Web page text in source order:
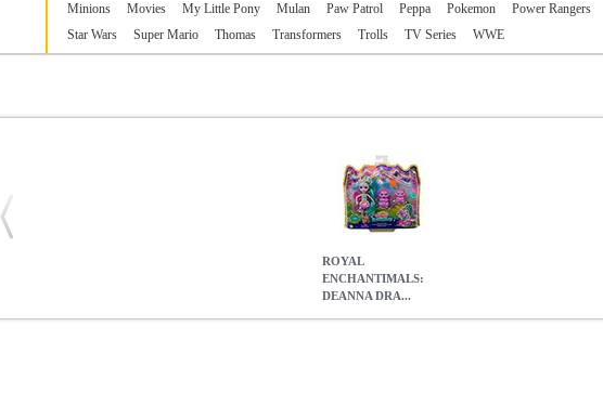
Minions
Movies My Little Pony Mulan Paw Patrol Peppa Pokemon Power Rangers
Star Wars
Super Mario Thomas Transformers Trolls TV Series WWE
ROYAL
ENCHANTIMALS:
DEANNA DRA...